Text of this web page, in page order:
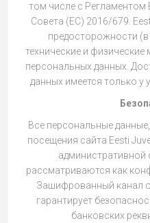
том числе с Регламентом
Совета (ЕС) 2016/679.
предосторожности (в
технические и
персональных данных.
данных имеется только у
Все персональные
посещения сайта Eesti
административной
рассматриваются как
Зашифрованный канал
гарантирует
банковских